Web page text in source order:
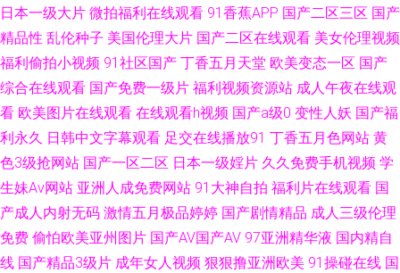
91豆花国产尤物 四虎WW 老女18p 91逼在线 国产福利久久 四虎色站 91试在
线视频 欧美久久成人精品 影音先峰va资源 丁香五月天网址 91露踝女生视频
推荐 无码视频午夜爽爽 91艹人 国产精品久久网站 91豆花成人网站入口 av在
线黑料网站 超碰东京热老师 玖玖资源站在线 91熟女丝袜福利 成人午夜无码
福利 老熟女91九色 肏老司机 国产精品夜夜嗨 91福利青草国产 精品国精品国
产自 91成人进入入口 久草视频网 九九午夜成人剧场 91蜜臀在线观看 美女大
日本一级大片 微拍福利在线观看 91香蕉APP 国产二区三区 国产
精品性 乱伦种子 美国伦理大片 国产二区在线观看 美女伦理视频
福利偷拍小视频 91社区国产 丁香五月天堂 欧美变态一区 国产
综合在线观看 国产免费一级片 福利视频资源站 成人午夜在线观
看 欧美图片在线观看 在线观看h视频 国产a级0 变性人妖 国产福
利永久 日韩中文字幕观看 足交在线播放91 丁香五月色网站 黄
色3级抢网站 国产一区二区 日本一级婬片 久久免费手机视频 学
生妹Av网站 亚洲人成免费网站 91大神自拍 福利片在线观看 国
产成人内射无码 激情五月极品婷婷 国产剧情精品 成人三级伦理
免费 偷怕欧美亚州图片 国产AV国产AV 97亚洲精华液 国内精自
线 国产精品3级片 成年女人视频 狠狠撸亚洲欧美 91操碰在线 国